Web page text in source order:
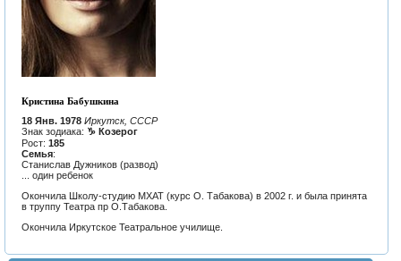
Кристина Бабушкина
18 Янв. 1978 Иркутск, СССР
Знак зодиака: ♑ Козерог
Рост: 185
Семья:
Станислав Дужников (развод)
... один ребенок
Окончила Школу-студию МХАТ (курс О. Табакова) в 2002 г. и была принята
в труппу Театра пр О.Табакова.
Окончила Иркутское Театральное училище.